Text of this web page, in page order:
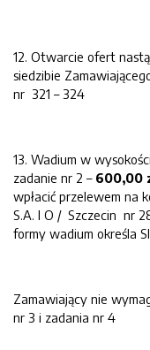
12. Otwarcie ofert
siedzibie
nr 321 – 324
13. Wadium w
zadanie nr 2 – 600,00
wpłacić przelewem na
S.A. I O / Szczecin nr
formy wadium określa
Zamawiający nie
nr 3 i zadania nr 4